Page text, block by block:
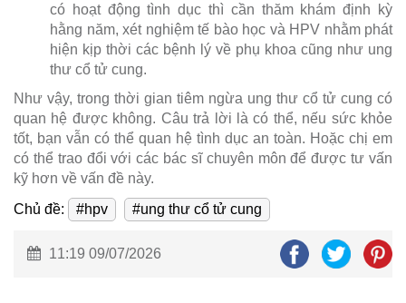
có hoạt động tình dục thì cần thăm khám định kỳ
hằng năm, xét nghiệm tế bào học và HPV nhằm phát
hiện kịp thời các bệnh lý về phụ khoa cũng như ung
thư cổ tử cung.
Như vậy, trong thời gian tiêm ngừa ung thư cổ tử cung có
quan hệ được không. Câu trả lời là có thể, nếu sức khỏe
tốt, bạn vẫn có thể quan hệ tình dục an toàn. Hoặc chị em
có thể trao đổi với các bác sĩ chuyên môn để được tư vấn
kỹ hơn về vấn đề này.
Chủ đề:
#hpv #ung thư cổ tử cung
11:19 09/07/2026